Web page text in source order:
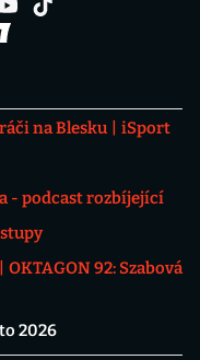
na Blesku
iSport
- podcast rozbíjející
OKTAGON 92: Szabová
2026